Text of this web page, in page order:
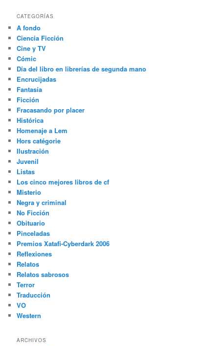
CATEGORÍAS
A fondo
Ciencia Ficción
Cine y TV
Cómic
Día del libro en librerías de segunda mano
Encrucijadas
Fantasía
Ficción
Fracasando por placer
Histórica
Homenaje a Lem
Hors catégorie
Ilustración
Juvenil
Listas
Los cinco mejores libros de cf
Misterio
Negra y criminal
No Ficción
Obituario
Pinceladas
Premios Xatafi-Cyberdark 2006
Reflexiones
Relatos
Relatos sabrosos
Terror
Traducción
VO
Western
ARCHIVOS